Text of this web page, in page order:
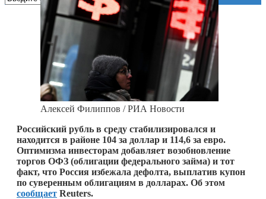
Алексей Филиппов / РИА Новости
Российский рубль в среду стабилизировался и
находится в районе 104 за доллар и 114,6 за евро.
Оптимизма инвесторам добавляет возобновление
торгов ОФЗ (облигации федерального займа) и тот
факт, что Россия избежала дефолта, выплатив купон
по суверенным облигациям в долларах. Об этом
сообщает Reuters.